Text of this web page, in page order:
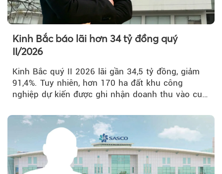
Kinh Bắc báo lãi hơn 34 tỷ đồng quý
II/2026
Kinh Bắc quý II 2026 lãi gần 34,5 tỷ đồng, giảm
91,4%. Tuy nhiên, hơn 170 ha đất khu công
nghiệp dự kiến được ghi nhận doanh thu vào cuối